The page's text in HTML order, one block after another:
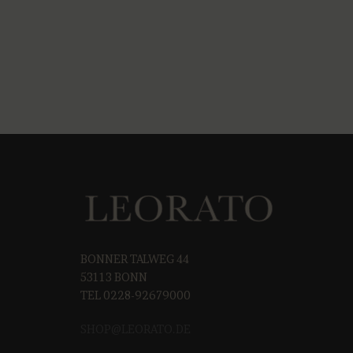
BONNER TALWEG 44
53113 BONN
TEL 0228-92679000